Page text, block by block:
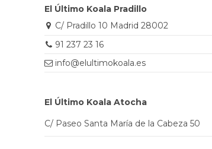
El Último Koala Pradillo
C/ Pradillo 10 Madrid 28002
91 237 23 16
info@elultimokoala.es
El Último Koala Atocha
C/ Paseo Santa María de la Cabeza 50